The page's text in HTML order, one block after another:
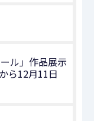
ル」作品展示
ら12月11日